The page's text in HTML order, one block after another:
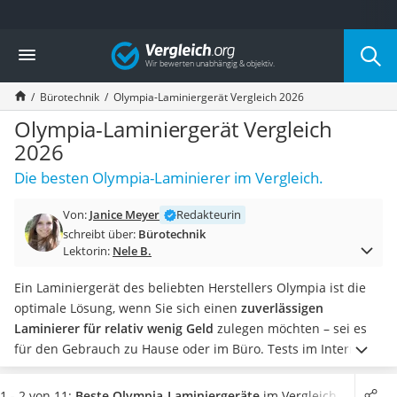
Die beliebtesten Vergleiche nach Kategorie
Wohnen
Matratzen-Topper
Matratzen
Konferenzlautsprecher
Tageslichtlampe
Badlüfter
Ergonomischer Bürostuhl
Außenleuchte mit Kamera
Ozongeneratoren
Konferenzmikrofon
Klappmatratze
Duschkopf mit Kalkfilter
Aktenvernichter Sicherheitsstufe 4
Bettgitter
Vergleich
Bürotechnik Olympia-Laminiergerät Vergleich 2026
Olympia-Laminiergerät Vergleich
2026
Die besten Olympia-Laminierer im Vergleich.
Von: Janice Meyer
Redakteurin
schreibt über: Bürotechnik
Lektorin: Nele B.
Ein Laminiergerät des beliebten Herstellers Olympia ist die
optimale Lösung, wenn Sie sich einen zuverlässigen
Laminierer für relativ wenig Geld zulegen möchten – sei es
für den Gebrauch zu Hause oder im Büro. Tests im Internet
zeigen, dass sich die Produkte besonders in puncto
Aufwärmzeit und Laminierdauerunterscheiden. Doch